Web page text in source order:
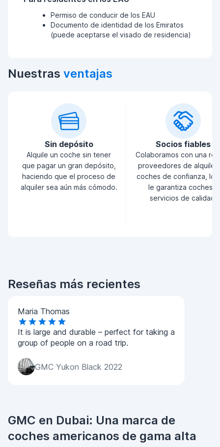
Permiso de conducir de los EAU
Documento de identidad de los Emiratos
(puede aceptarse el visado de residencia)
Nuestras ventajas
Sin depósito
Alquile un coche sin tener
que pagar un gran depósito,
haciendo que el proceso de
alquiler sea aún más cómodo.
Socios fiables
Colaboramos con una
proveedores de alquiler
coches de confianza, lo
le garantiza coches y
servicios de calidad.
Reseñas más recientes
Maria Thomas
It is large and durable – perfect for taking a
group of people on a road trip.
GMC Yukon Black 2022
GMC en Dubai: Una marca de
coches americanos de gama alta